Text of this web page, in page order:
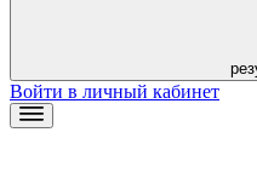
Войти в личный кабинет